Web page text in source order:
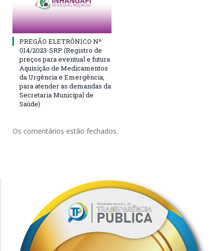
PREGÃO ELETRÔNICO Nº
014/2023-SRP (Registro de
preços para eventual e futura
Aquisição de Medicamentos
da Urgência e Emergência,
para atender as demandas da
Secretaria Municipal de
Saúde)
Os comentários estão fechados.